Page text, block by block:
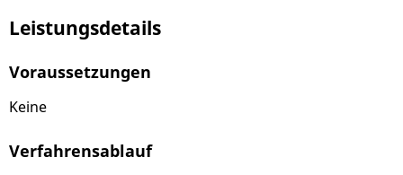
Leistungsdetails
Voraussetzungen
Keine
Verfahrensablauf